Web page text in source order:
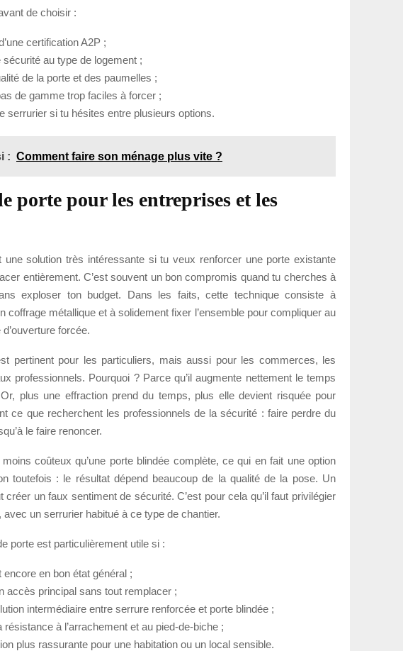
de choisir :
certification A2P ;
au type de logement ;
de la porte et des paumelles ;
de gamme trop faciles à forcer ;
serrurier si tu hésites entre plusieurs options.
: Comment faire son ménage plus vite ?
porte pour les entreprises et les
une solution très intéressante si tu veux renforcer une porte existante
entièrement. C’est souvent un bon compromis quand tu cherches à
exploser ton budget. Dans les faits, cette technique consiste à
coffrage métallique et à solidement fixer l’ensemble pour compliquer au
forcée.
pertinent pour les particuliers, mais aussi pour les commerces, les
professionnels. Pourquoi ? Parce qu’il augmente nettement le temps
plus une effraction prend du temps, plus elle devient risquée pour
ce que recherchent les professionnels de la sécurité : faire perdre du
le faire renoncer.
coûteux qu’une porte blindée complète, ce qui en fait une option
toutefois : le résultat dépend beaucoup de la qualité de la pose. Un
créer un faux sentiment de sécurité. C’est pour cela qu’il faut privilégier
avec un serrurier habitué à ce type de chantier.
porte est particulièrement utile si :
en bon état général ;
accès principal sans tout remplacer ;
intermédiaire entre serrure renforcée et porte blindée ;
à l’arrachement et au pied-de-biche ;
plus rassurante pour une habitation ou un local sensible.